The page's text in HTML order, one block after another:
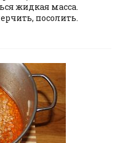
жидкая масса.
посолить.